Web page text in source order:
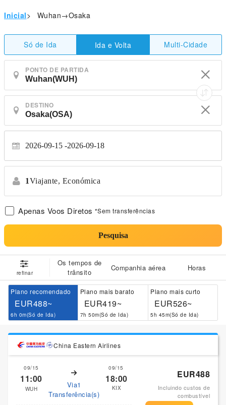
Inicial> Wuhan→Osaka
Só de Ida Ida e Volta Multi-Cidade
PONTO DE PARTIDA
DESTINO
2026-09-15 2026-09-18
1Viajante, Económica
Apenas Voos Diretos *Sem transferências
Pesquisa
refinar
Os tempos de
trânsito
Companhia aérea Horas
Plano recomendado
EUR488~
6h 0m(Só de Ida)
Plano mais barato
EUR419~
7h 50m(Só de Ida)
Plano mais curto
EUR526~
5h 45m(Só de Ida)
China Eastern Airlines
09/15
11:00
WUH
Via1
Transferência(s)
09/15
18:00
KIX
EUR488
Incluindo custos de
combustível